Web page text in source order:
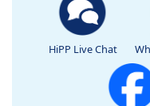
HiPP Live Chat